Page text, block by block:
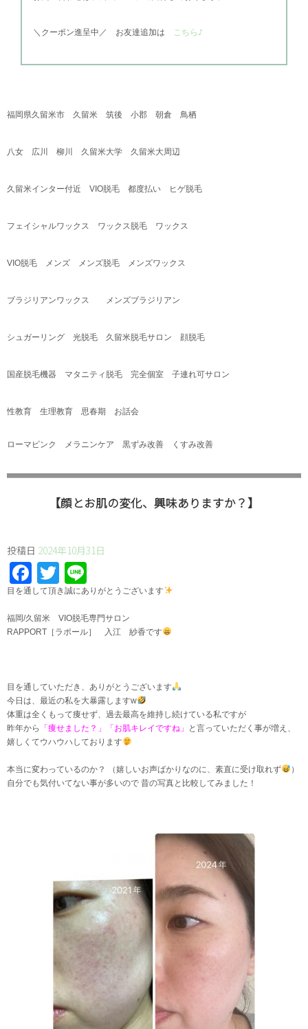
＼ クーポン進呈中／ お友達追加は こちら♪
福岡県久留米市 久留米 筑後 小郡 朝倉 鳥栖
八女 広川 柳川 久留米大学 久留米大周辺
久留米インター付近 VIO脱毛 都度払い ヒゲ脱毛
フェイシャルワックス ワックス脱毛 ワックス
VIO脱毛 メンズ メンズ脱毛 メンズワックス
ブラジリアンワックス メンズブラジリアン
シュガーリング 光脱毛 久留米脱毛サロン 顔脱毛
国産脱毛機器 マタニティ脱毛 完全個室 子連れ可サロン
性教育 生理教育 思春期 お話会
ローマピンク メラニンケア 黒ずみ改善 くすみ改善
【顔とお肌の変化、興味ありますか？】
投稿日 2024年10月31日
Facebook
Twitter
⁡目を通して頂き誠にありがとうございます
福岡/久留米 VIO脱毛専門サロン
RAPPORT［ラポール］ 入江 紗香です
目を通していただき、ありがとうございます
今日は、最近の私を大暴露しますw
体重は全くもって痩せず、過去最高を維持し続けている私ですが
昨年から
「痩せました？」「お肌キレイですね」
と言っていただく事が増え、
嬉しくてウハウハしております
本当に変わっているのか？ （嬉しいお声ばかりなのに、素直に受け取れず
）
自分でも気付いてない事が多いので 昔の写真と比較してみました！